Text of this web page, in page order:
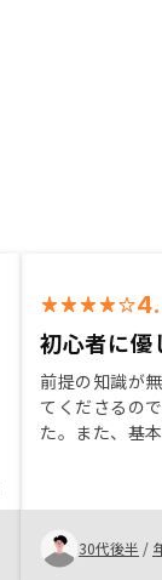
初心者に優
前提の知識が
てくださるの
た。また、基
LINEでご連絡
して下さるの
30代後半 /